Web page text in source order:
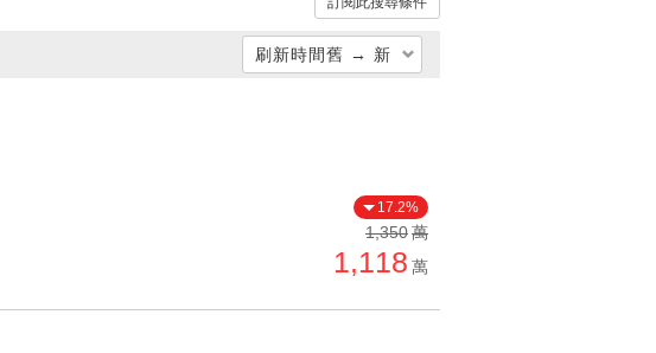
刷新時間舊 → 新
單價高 → 低
降價幅度高 → 低
17.2%
1,350萬
1,118 萬